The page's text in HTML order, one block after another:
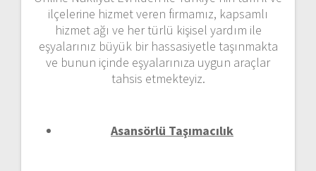
ilçelerine hizmet veren firmamız, kapsamlı
hizmet ağı ve her türlü kişisel yardım ile
eşyalarınız büyük bir hassasiyetle taşınmakta
ve bunun içinde eşyalarınıza uygun araçlar
tahsis etmekteyiz.
Asansörlü Taşımacılık